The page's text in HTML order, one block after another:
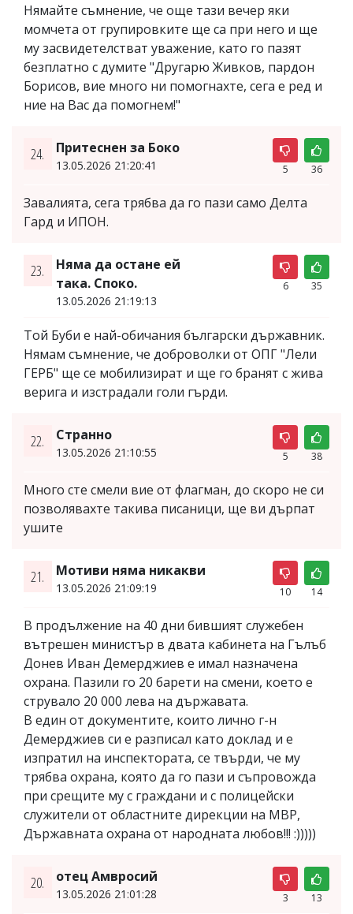
Нямайте съмнение, че още тази вечер яки
момчета от групировките ще са при него и ще
му засвидетелстват уважение, като го пазят
безплатно с думите "Другарю Живков, пардон
Борисов, вие много ни помогнахте, сега е ред и
ние на Вас да помогнем!"
24. Притеснен за Боко
13.05.2026 21:20:41 5 36
Завалията, сега трябва да го пази само Делта
Гард и ИПОН.
23.
Няма да остане ей
така. Споко.
13.05.2026 21:19:13
6 35
Той Буби е най-обичания български държавник.
Нямам съмнение, че доброволки от ОПГ "Лели
ГЕРБ" ще се мобилизират и ще го бранят с жива
верига и изстрадали голи гърди.
22. Странно
13.05.2026 21:10:55 5 38
Много сте смели вие от флагман, до скоро не си
позволявахте такива писаници, ще ви дърпат
ушите
21. Мотиви няма никакви
13.05.2026 21:09:19 10 14
В продължение на 40 дни бившият служебен
вътрешен министър в двата кабинета на Гълъб
Донев Иван Демерджиев е имал назначена
охрана. Пазили го 20 барети на смени, което е
струвало 20 000 лева на държавата.
B един от документите, които лично г-н
Демерджиев си е разписал като доклад и е
изпратил на инспектората, се твърди, че му
трябва охрана, която да го пази и съпровожда
при срещите му с граждани и с полицейски
служители от областните дирекции на МВР,
Държавната охрана от народната любов!!! :)))))
20. отец Амвросий
13.05.2026 21:01:28 3 13